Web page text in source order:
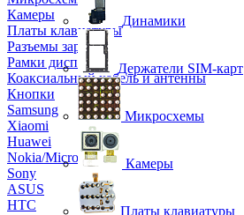
Камеры
Платы клавиатуры
Разъемы зарядки
Рамки дисплея
Коаксиальный кабель и антенны
Кнопки
Samsung
Xiaomi
Huawei
Nokia/Microsoft
Sony
ASUS
HTC
Динамики
Держатели SIM-карт
Микросхемы
Камеры
Платы клавиатуры